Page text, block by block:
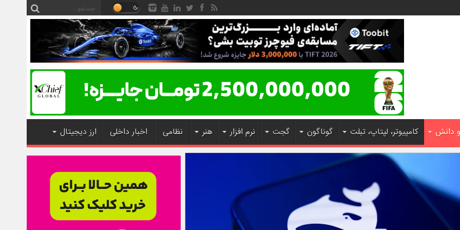
دانش کامپیوتر، لپتاپ، تبلت گوناگون گجت نرم افزار هنر نظامی اخبار داخلی ارز دیجیتال